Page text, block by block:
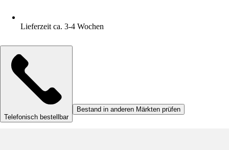
Lieferzeit ca. 3-4 Wochen
Telefonisch bestellbar
Bestand in anderen Märkten prüfen